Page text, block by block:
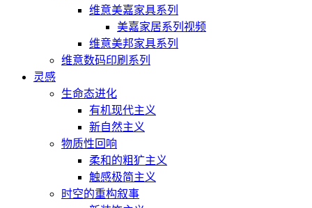
维意美嘉家具系列
美嘉家居系列视频
维意美邦家具系列
维意数码印刷系列
灵感
生命态进化
有机现代主义
新自然主义
物质性回响
柔和的粗犷主义
触感极简主义
时空的重构叙事